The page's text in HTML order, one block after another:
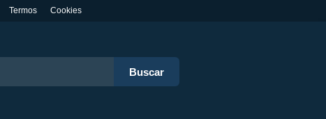
Termos Cookies
Buscar